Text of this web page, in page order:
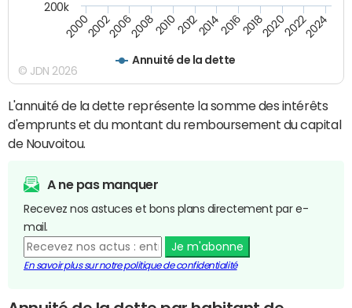
Annuité de la dette
200020022006200820102012201420162018202020222024
200k
© JDN 2026
L'annuité de la dette représente la somme des intérêts
d'emprunts et du montant du remboursement du capital
de Nouvoitou.
A ne pas manquer
Recevez nos astuces et bons plans directement par e-
mail.
Je m'abonne
En savoir plus sur notre politique de confidentialité